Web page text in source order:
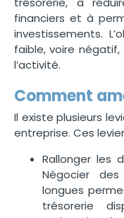
financiers et à
investissements.
faible, voire
l’activité.
Comment
Il existe plusieurs
entreprise. Ces
Rallonger les
Négocier
longues
trésorerie